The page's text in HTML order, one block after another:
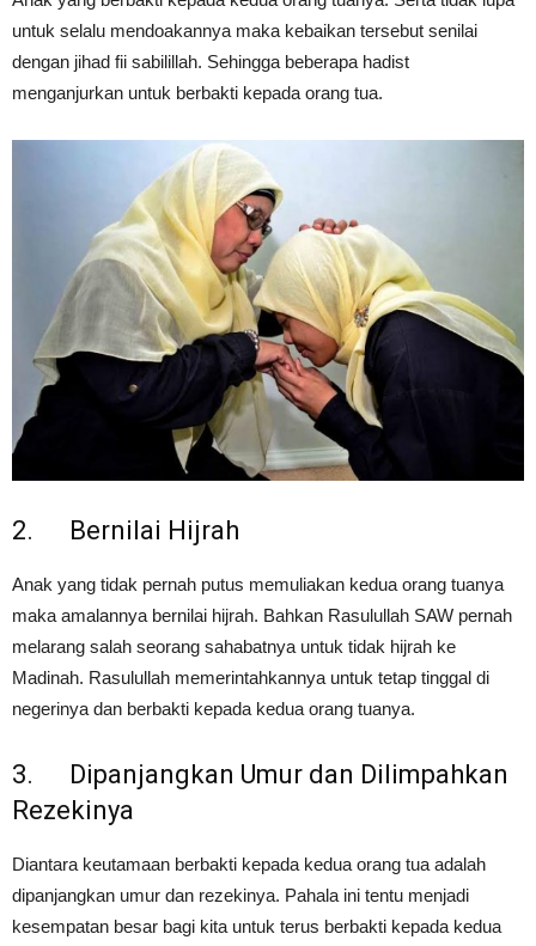
untuk selalu mendoakannya maka kebaikan tersebut senilai
dengan jihad fii sabilillah. Sehingga beberapa hadist
menganjurkan untuk berbakti kepada orang tua.
2. Bernilai Hijrah
Anak yang tidak pernah putus memuliakan kedua orang tuanya
maka amalannya bernilai hijrah. Bahkan Rasulullah SAW pernah
melarang salah seorang sahabatnya untuk tidak hijrah ke
Madinah. Rasulullah memerintahkannya untuk tetap tinggal di
negerinya dan berbakti kepada kedua orang tuanya.
3. Dipanjangkan Umur dan Dilimpahkan
Rezekinya
Diantara keutamaan berbakti kepada kedua orang tua adalah
dipanjangkan umur dan rezekinya. Pahala ini tentu menjadi
kesempatan besar bagi kita untuk terus berbakti kepada kedua